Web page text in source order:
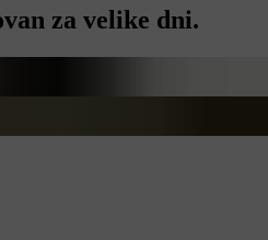
za velike dni.